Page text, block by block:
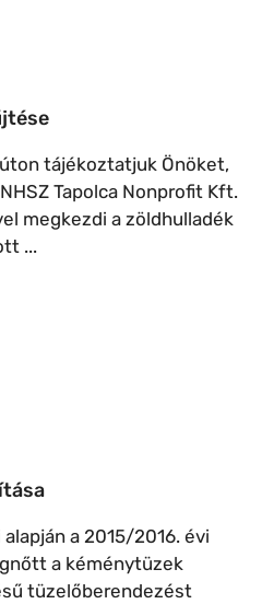
tájékoztatjuk Önöket,
Tapolca Nonprofit Kft.
megkezdi a zöldhulladék
...
a 2015/2016. évi
a kéménytüzek
tüzelőberendezést